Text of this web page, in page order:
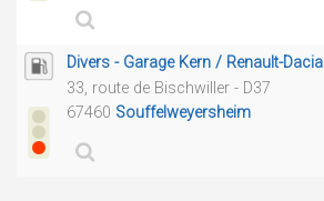
Divers - Garage Kern / Renault-Dacia
33, route de Bischwiller - D37
67460 Souffelweyersheim